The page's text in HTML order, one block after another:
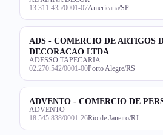
13.311.435/0001-07Americana/SP
ADS - COMERCIO DE ARTIGOS
DECORACAO LTDA
ADESSO TAPECARIA
02.270.542/0001-00Porto Alegre/RS
ADVENTO - COMERCIO DE
ADVENTO
18.545.838/0001-26Rio de Janeiro/RJ